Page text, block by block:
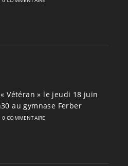
Vétéran » le jeudi 18 juin
au gymnase Ferber
0 COMMENTAIRE